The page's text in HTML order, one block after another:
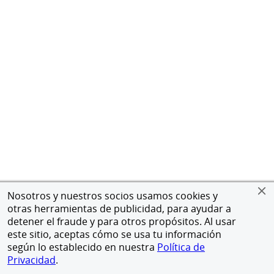
Nosotros y nuestros socios usamos cookies y
otras herramientas de publicidad, para ayudar a
detener el fraude y para otros propósitos. Al usar
este sitio, aceptas cómo se usa tu información
según lo establecido en nuestra Política de
Privacidad.